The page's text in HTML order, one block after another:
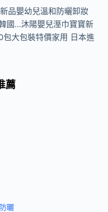
品嬰幼兒溫和防曬卸妝
國…沐陽嬰兒溼巾寶寶新
大包裝特價家用 日本進
薦
曬